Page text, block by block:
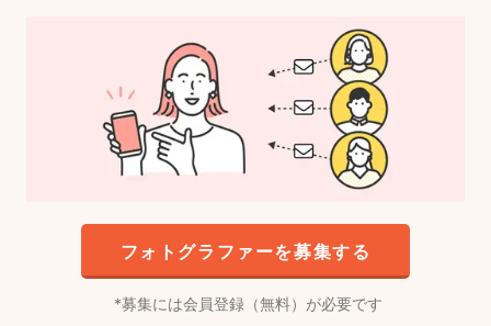
フォトグラファーを募集する
募集には会員登録（無料）が必要です